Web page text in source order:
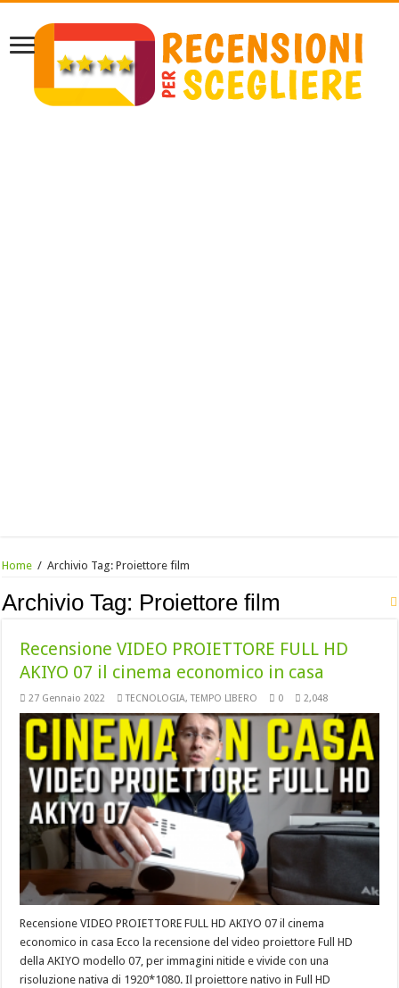
Home / Archivio Tag:Proiettore film
Archivio Tag: Proiettore film
Recensione VIDEO PROIETTORE FULL HD
AKIYO 07 il cinema economico in casa
27 Gennaio 2022 TECNOLOGIA,TEMPO LIBERO 0 2,048
Recensione VIDEO PROIETTORE FULL HD AKIYO 07 il cinema
economico in casa Ecco la recensione del video proiettore Full HD
della AKIYO modello 07, per immagini nitide e vivide con una
risoluzione nativa di 1920*1080. Il proiettore nativo in Full HD